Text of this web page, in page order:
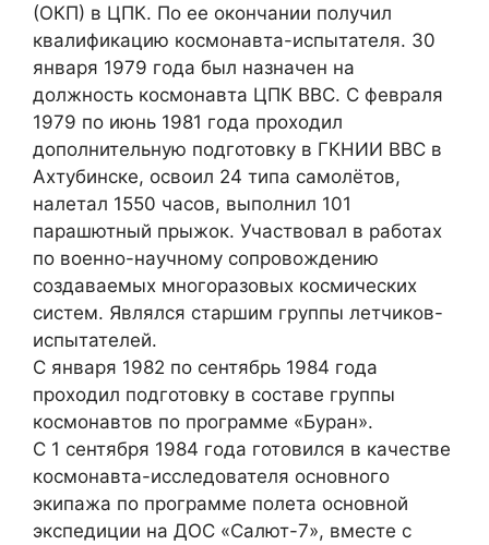
(ОКП) в ЦПК. По ее окончании получил
квалификацию космонавта-испытателя. 30
января 1979 года был назначен на
должность космонавта ЦПК ВВС. С февраля
1979 по июнь 1981 года проходил
дополнительную подготовку в ГКНИИ ВВС в
Ахтубинске, освоил 24 типа самолётов,
налетал 1550 часов, выполнил 101
парашютный прыжок. Участвовал в работах
по военно-научному сопровождению
создаваемых многоразовых космических
систем. Являлся старшим группы летчиков-
испытателей.
С января 1982 по сентябрь 1984 года
проходил подготовку в составе группы
космонавтов по программе «Буран».
С 1 сентября 1984 года готовился в качестве
космонавта-исследователя основного
экипажа по программе полета основной
экспедиции на ДОС «Салют-7», вместе с